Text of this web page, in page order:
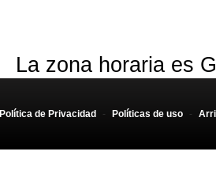
La zona horaria es
Política de Privacidad - Políticas de uso -